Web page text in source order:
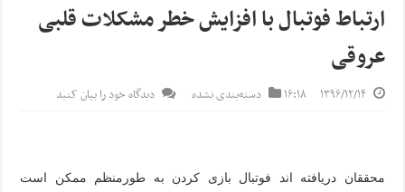
ارتباط فوتبال با افزایش خطر مشکلات قلبی
عروقی
۱۳۹۶/۱۲/۱۴ ۱۶:۱۸ دسته‌بندی نشده دیدگاه خود را بیان کنید
محققان دریافته اند فوتبال بازی کردن به طورمنظم ممکن است